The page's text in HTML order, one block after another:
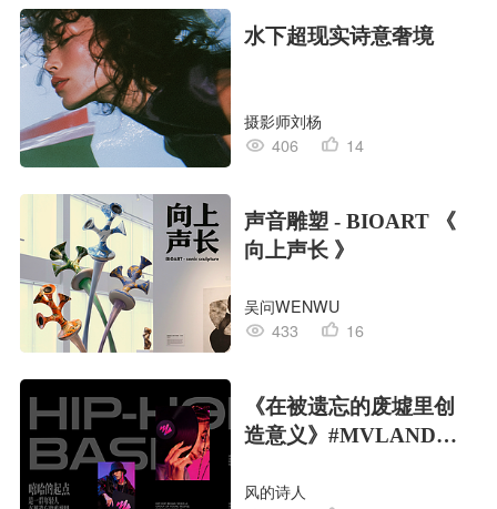
水下超现实诗意奢境
摄影师刘杨
406
14
声音雕塑 - BIOART 《
向上声长 》
吴问WENWU
433
16
《在被遗忘的废墟里创
造意义》#MVLAND嘻
风的诗人